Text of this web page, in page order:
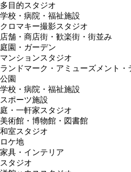
多目的スタジオ
学校・病院・福祉施設
クロマキー撮影スタジオ
店舗・商店街・歓楽街・街並み
庭園・ガーデン
マンションスタジオ
ランドマーク・アミューズメント・
公園
学校・病院・福祉施設
スポーツ施設
庭・一軒家スタジオ
美術館・博物館・図書館
和室スタジオ
ロケ地
家具・インテリア
スタジオ